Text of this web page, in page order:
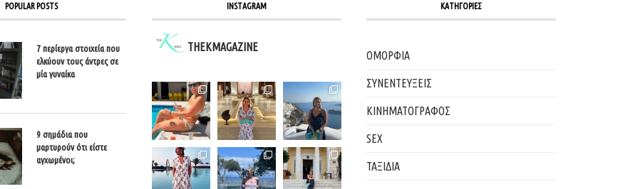
POPULAR POSTS
7 περίεργα στοιχεία που
ελκύουν τους άντρες σε
μία γυναίκα
9 σημάδια που
μαρτυρούν ότι είστε
αγχωμένοι;
INSTAGRAM
THEKMAGAZINE
ΚΑΤΗΓΟΡΙΕΣ
ΟΜΟΡΦΙΑ
ΣΥΝΕΝΤΕΥΞΕΙΣ
ΚΙΝΗΜΑΤΟΓΡΑΦΟΣ
SEX
ΤΑΞΙΔΙΑ